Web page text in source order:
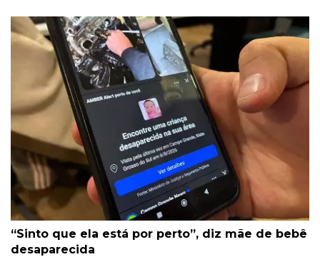
“Sinto que ela está por perto”, diz mãe de bebê
desaparecida